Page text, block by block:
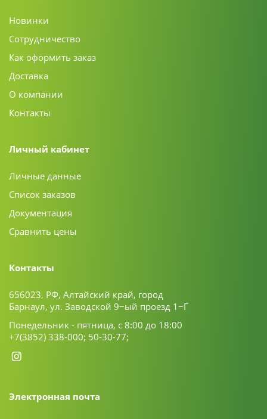
Новинки
Сотрудничество
Как оформить заказ
Доставка
О компании
Контакты
Личный кабинет
Личные данные
Список заказов
Документация
Сравнить цены
Контакты
656023, РФ, Алтайский край, город
Барнаул, ул. Заводской 9−ый проезд 1−Г
Понедельник - пятница, с 8:00 до 18:00
+7(3852) 338-000; 50-30-77;
Электронная почта